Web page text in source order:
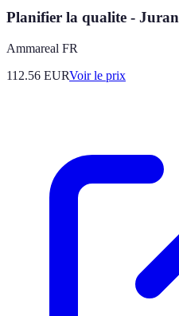
Planifier la qualite - Juran
Ammareal FR
112.56 EURVoir le prix